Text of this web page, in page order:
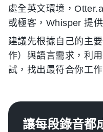
處全英文環境，
或極客，Whisper 提
建議先根據自己的主
作）與語言需求，利
試，找出最符合你工
讓每段錄音都